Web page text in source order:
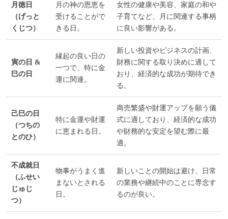
月徳日
（げっと
くじつ）
月の神の恩恵を
受けることがで
きる日。
女性の健康や美容、家庭の和や
子育てなど、月に関連する事柄
に良い影響がある。
寅の日 &
巳の日
縁起の良い日の
一つで、特に金
運に関連。
新しい投資やビジネスの計画、
財務に関する取り決めに適して
おり、経済的な成功が期待でき
る。
己巳の日
（つちの
とのひ）
特に金運や財運
に恵まれる日。
商売繁盛や財運アップを願う儀
式に適しており、経済的な成功
や財務的な安定を望む際に最
適。
不成就日
（ふせい
じゅじ
つ）
物事がうまく進
まないとされる
日。
新しいことの開始は避け、日常
の業務や継続中のことに専念す
るのが良い。